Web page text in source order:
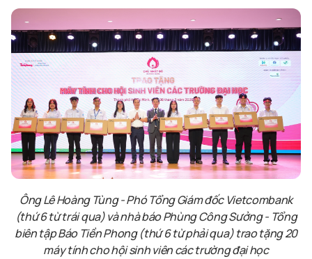
Ông Lê Hoàng Tùng - Phó Tổng Giám đốc Vietcombank
(thứ6từtráiqua) và nhà báo Phùng Công Sưởng-Tổng
biên tập Báo Tiền Phong (thứ 6 từ phải qua) trao tặng 20
máy tínhcho hội sinh viên các trường đại học